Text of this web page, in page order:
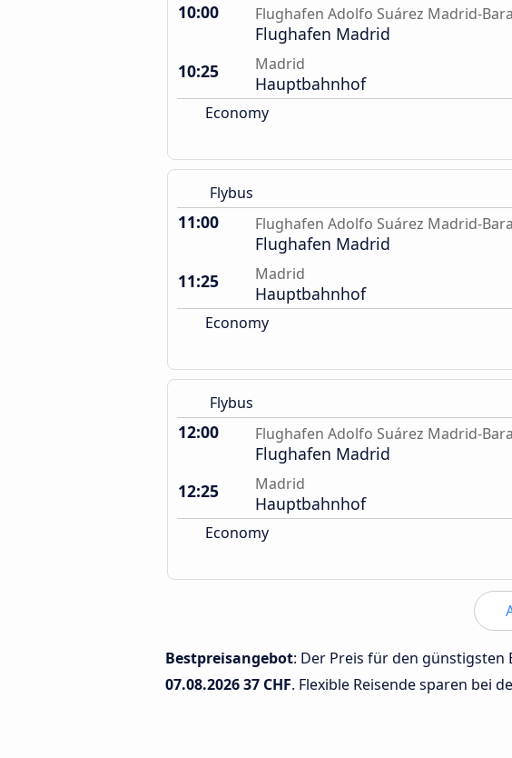
10:00 Flughafen Adolfo Suárez Madrid-
Flughafen Madrid
10:25
Madrid
Hauptbahnhof
Economy
Flybus
11:00 Flughafen Adolfo Suárez Madrid-
Flughafen Madrid
11:25
Madrid
Hauptbahnhof
Economy
Flybus
12:00 Flughafen Adolfo Suárez Madrid-
Flughafen Madrid
12:25
Madrid
Hauptbahnhof
Economy
Bestpreisangebot: Der Preis für den günstigsten
07.08.202637 CHF. Flexible Reisende sparen bei